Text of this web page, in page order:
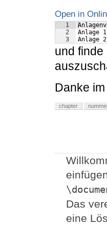
Open in
1
2
3
Anlage
Anlage
und
Danke
chapter
Das
eine